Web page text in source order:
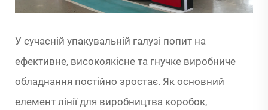
У сучасній упакувальній галузі попит на
ефективне, високоякісне та гнучке виробниче
обладнання постійно зростає. Як основний
елемент лінії для виробництва коробок,